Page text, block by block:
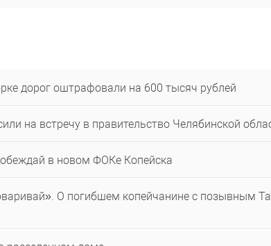
дорог оштрафовали на 600 тысяч рублей
на встречу в правительство Челябинской
в новом ФОКе Копейска
О погибшем копейчанине с позывным